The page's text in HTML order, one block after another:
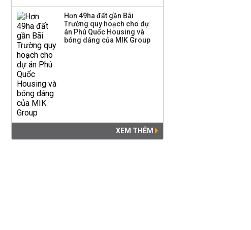
Hơn 49ha đất gần Bãi
Trường quy hoạch cho dự
án Phú Quốc Housing và
bóng dáng của MIK Group
XEM THÊM